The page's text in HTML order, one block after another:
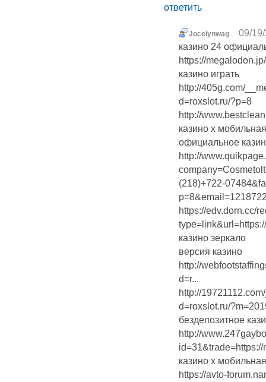
ответить
Jocelynwag
09/
казино 24
https://
казино играть
http://405g.com/
d=roxslot.ru/?p=8
http://
казино х мобильная
официальное
http://
(218)+722-
https://edv.dorn.cc/
казино зеркало
версия казино
http://
d=r...
http://
d=roxslot.ru/
бездепозитное
http://
id=31&trade=https://
казино х мобильная
https://avto-